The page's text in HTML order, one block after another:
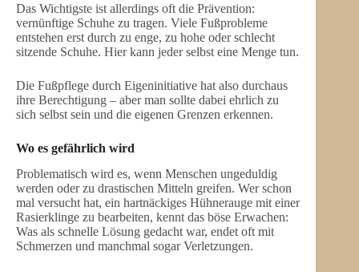
Das Wichtigste ist allerdings oft die Prävention:
vernünftige Schuhe zu tragen. Viele Fußprobleme
entstehen erst durch zu enge, zu hohe oder schlecht
sitzende Schuhe. Hier kann jeder selbst eine Menge tun.
Die Fußpflege durch Eigeninitiative hat also durchaus
ihre Berechtigung – aber man sollte dabei ehrlich zu
sich selbst sein und die eigenen Grenzen erkennen.
Wo es gefährlich wird
Problematisch wird es, wenn Menschen ungeduldig
werden oder zu drastischen Mitteln greifen. Wer schon
mal versucht hat, ein hartnäckiges Hühnerauge mit einer
Rasierklinge zu bearbeiten, kennt das böse Erwachen:
Was als schnelle Lösung gedacht war, endet oft mit
Schmerzen und manchmal sogar Verletzungen.